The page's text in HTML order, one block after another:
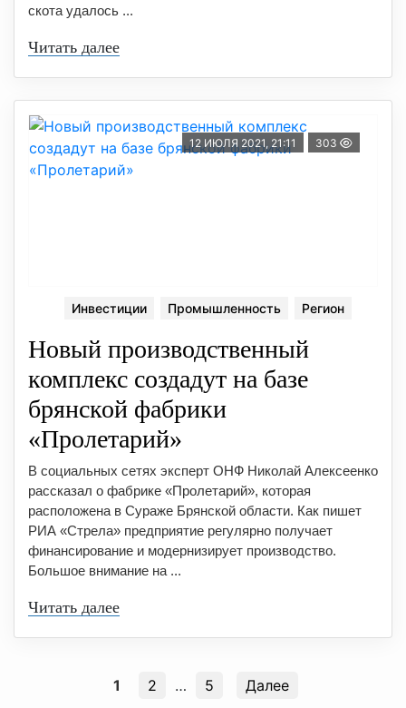
скота удалось ...
Читать далее
12 ИЮЛЯ 2021, 21:11 303
Инвестиции Промышленность Регион
Новый производственный
комплекс создадут на базе
брянской фабрики
«Пролетарий»
В социальных сетях эксперт ОНФ Николай Алексеенко
рассказал о фабрике «Пролетарий», которая
расположена в Сураже Брянской области. Как пишет
РИА «Стрела» предприятие регулярно получает
финансирование и модернизирует производство.
Большое внимание на ...
Читать далее
1 2 … 5 Далее